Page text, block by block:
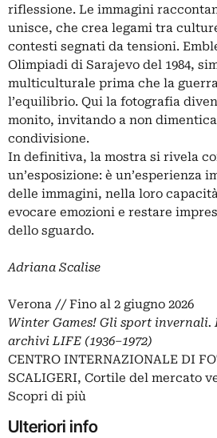
riflessione. Le immagini
unisce, che crea legami tra
contesti segnati da tensioni.
Olimpiadi di Sarajevo del 1984,
multiculturale prima che la guerra
l’equilibrio. Qui la fotografia
monito, invitando a non
condivisione.
In definitiva, la mostra si rivela
un’esposizione: è un’esperienza
delle immagini, nella loro
evocare emozioni e restare
dello sguardo.
Adriana Scalise
Verona // Fino al 2 giugno 2026
Winter Games! Gli sport
archivi LIFE (1936–1972)
CENTRO INTERNAZIONALE DI
SCALIGERI, Cortile del mercato
Scopri di più
Ulteriori info